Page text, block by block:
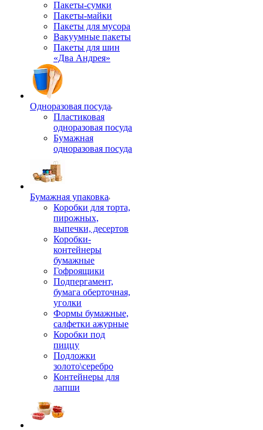
Пакеты-сумки
Пакеты-майки
Пакеты для мусора
Вакуумные пакеты
Пакеты для шин
«Два Андрея»
Одноразовая посуда
Пластиковая
одноразовая посуда
Бумажная
одноразовая посуда
Бумажная упаковка
Коробки для торта,
пирожных,
выпечки, десертов
Коробки-
контейнеры
бумажные
Гофроящики
Подпергамент,
бумага оберточная,
уголки
Формы бумажные,
салфетки ажурные
Коробки под
пиццу
Подложки
золото\серебро
Контейнеры для
лапши